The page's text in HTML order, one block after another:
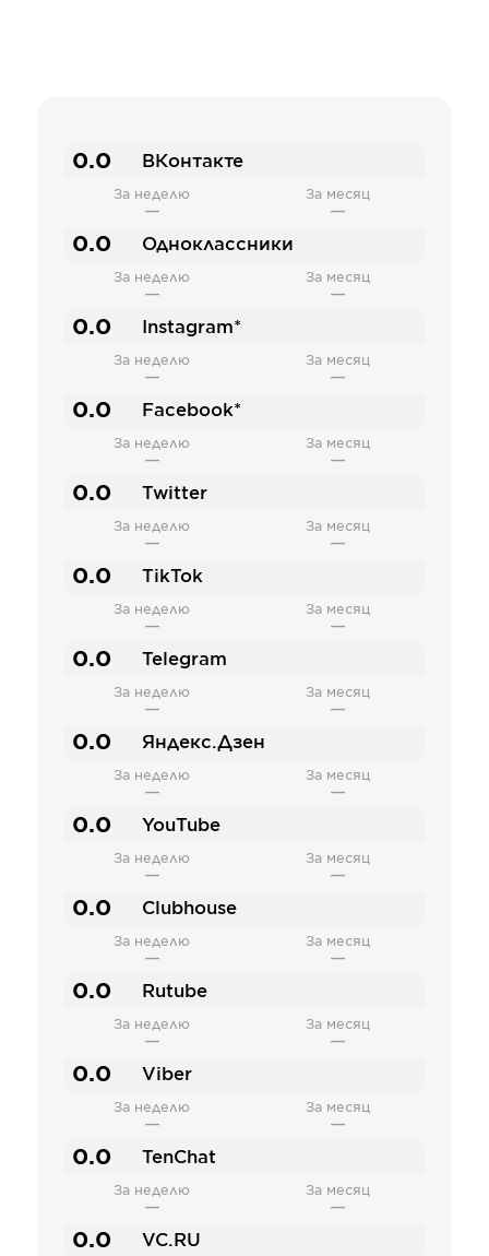
0.0 ВКонтакте
За неделю
—
За месяц
—
0.0 Одноклассники
За неделю
—
За месяц
—
0.0 Instagram*
За неделю
—
За месяц
—
0.0 Facebook*
За неделю
—
За месяц
—
0.0 Twitter
За неделю
—
За месяц
—
0.0 TikTok
За неделю
—
За месяц
—
0.0 Telegram
За неделю
—
За месяц
—
0.0 Яндекс.Дзен
За неделю
—
За месяц
—
0.0 YouTube
За неделю
—
За месяц
—
0.0 Clubhouse
За неделю
—
За месяц
—
0.0 Rutube
За неделю
—
За месяц
—
0.0 Viber
За неделю
—
За месяц
—
0.0 TenChat
За неделю
—
За месяц
—
0.0 VC.RU